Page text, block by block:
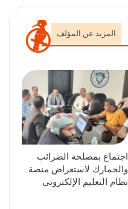
المزيد عن المؤلف
اجتماع بمصلحة الضرائب
والجمارك لاستعراض منصة
نظام التعليم الإلكتروني